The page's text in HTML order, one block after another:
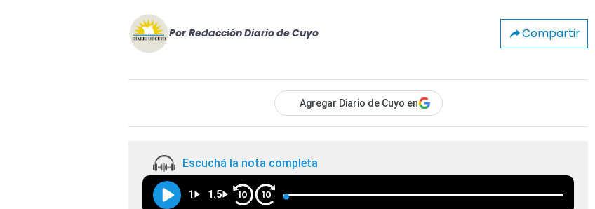
Por Redacción Diario de Cuyo Compartir
Agregar Diario de Cuyo en
Escuchá la nota completa
1 1.5 10 10